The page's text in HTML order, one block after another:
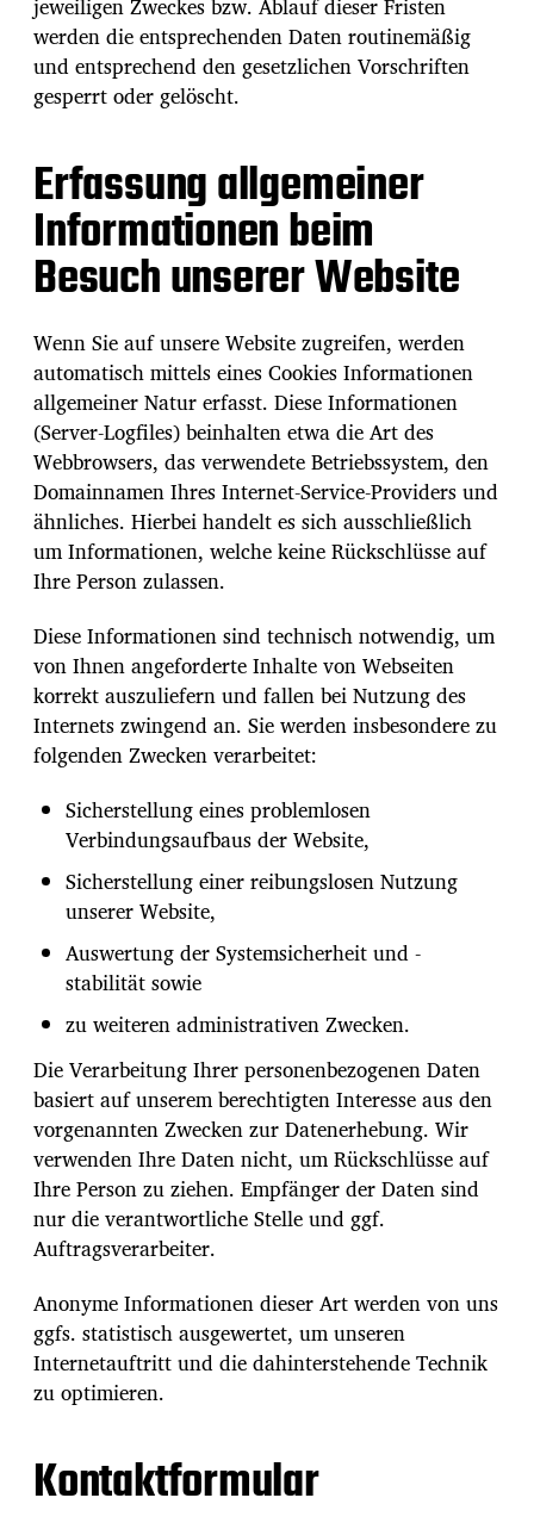
werden die entsprechenden Daten routinemäßig
und entsprechend den gesetzlichen Vorschriften
gesperrt oder gelöscht.
Erfassung allgemeiner
Informationen beim
Besuch unserer Website
Wenn Sie auf unsere Website zugreifen, werden
automatisch mittels eines Cookies Informationen
allgemeiner Natur erfasst. Diese Informationen
(Server-Logfiles) beinhalten etwa die Art des
Webbrowsers, das verwendete Betriebssystem, den
Domainnamen Ihres Internet-Service-Providers und
ähnliches. Hierbei handelt es sich ausschließlich
um Informationen, welche keine Rückschlüsse auf
Ihre Person zulassen.
Diese Informationen sind technisch notwendig, um
von Ihnen angeforderte Inhalte von Webseiten
korrekt auszuliefern und fallen bei Nutzung des
Internets zwingend an. Sie werden insbesondere zu
folgenden Zwecken verarbeitet:
Sicherstellung eines problemlosen
Verbindungsaufbaus der Website,
Sicherstellung einer reibungslosen Nutzung
unserer Website,
Auswertung der Systemsicherheit und -
stabilität sowie
zu weiteren administrativen Zwecken.
Die Verarbeitung Ihrer personenbezogenen Daten
basiert auf unserem berechtigten Interesse aus den
vorgenannten Zwecken zur Datenerhebung. Wir
verwenden Ihre Daten nicht, um Rückschlüsse auf
Ihre Person zu ziehen. Empfänger der Daten sind
nur die verantwortliche Stelle und ggf.
Auftragsverarbeiter.
Anonyme Informationen dieser Art werden von uns
ggfs. statistisch ausgewertet, um unseren
Internetauftritt und die dahinterstehende Technik
zu optimieren.
Kontaktformular